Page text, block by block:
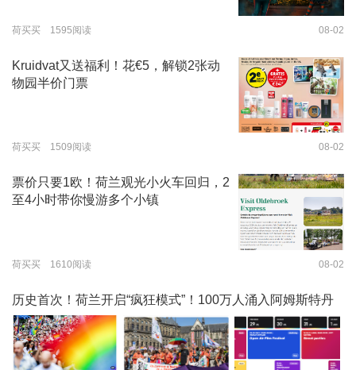
荷买买 1595阅读 08-02
Kruidvat又送福利！花€5，解锁2张动
物园半价门票
荷买买 1509阅读 08-02
票价只要1欧！荷兰观光小火车回归，2
至4小时带你慢游多个小镇
荷买买 1610阅读 08-02
历史首次！荷兰开启“疯狂模式”！100万人涌入阿姆斯特丹